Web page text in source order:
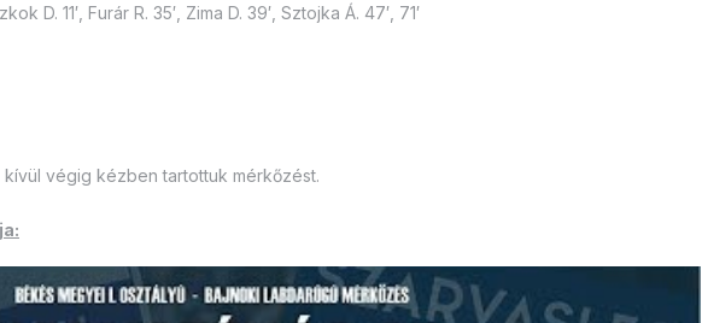
D. 11′, Furár R. 35′, Zima D. 39′, Sztojka Á. 47′, 71′
végig kézben tartottuk mérkőzést.